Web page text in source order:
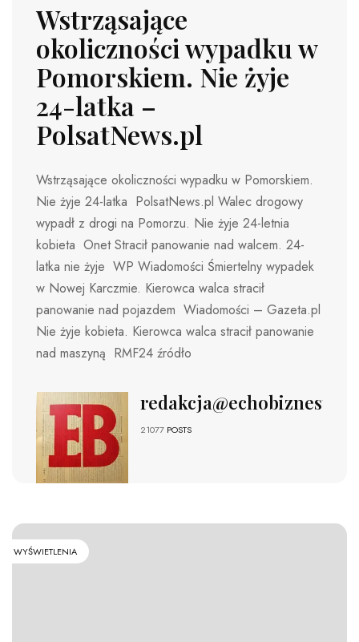
Wstrząsające
okoliczności wypadku w
Pomorskiem. Nie żyje
24-latka –
PolsatNews.pl
Wstrząsające okoliczności wypadku w Pomorskiem.
Nie żyje 24-latka PolsatNews.pl Walec drogowy
wypadł z drogi na Pomorzu. Nie żyje 24-letnia
kobieta Onet Stracił panowanie nad walcem. 24-
latka nie żyje WP Wiadomości Śmiertelny wypadek
w Nowej Karczmie. Kierowca walca stracił
panowanie nad pojazdem Wiadomości – Gazeta.pl
Nie żyje kobieta. Kierowca walca stracił panowanie
nad maszyną RMF24 źródło
redakcja@echobiznesu.pl
21077 POSTS
WYŚWIETLENIA